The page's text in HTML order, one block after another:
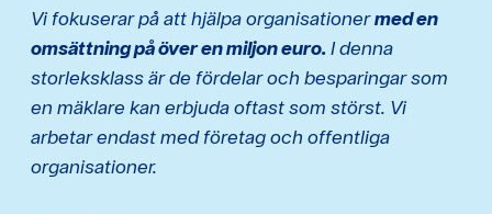
Vi fokuserar på att hjälpa organisationermed en
omsättning på över en miljon euro.I denna
storleksklass är de fördelar och besparingar som
en mäklare kan erbjuda oftast som störst. Vi
arbetar endast med företag och offentliga
organisationer.